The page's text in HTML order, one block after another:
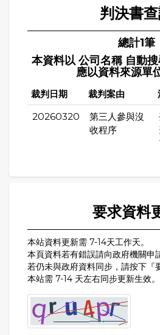
判決書
總計1筆
本資料以 公司名稱 自動
應以資料來源單
裁判日期 裁判案由
20260320
第三人參與沒
收程序
要求資料
本站資料更新需 7-14天工作天。
本頁資料若有錯誤請向政府機關申
若仍未與政府資料同步，請按下『
本站需 7-14 天左右同步更新生效。